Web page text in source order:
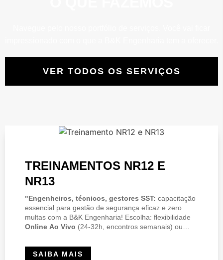
VER TODOS OS SERVIÇOS
TREINAMENTOS NR12 E
NR13
"Engenheiros, técnicos, gestores SST: capacitação
essencial para gestão de segurança eficaz e zero
multas com a B&K Engenharia! Escolha: flexibilidade
Online Ao Vivo (24-32h, encontros semanais) ou
personalizado em sua unidade). Material de ponta:
apostila colorida com +380 páginas para cada
SAIBA MAIS